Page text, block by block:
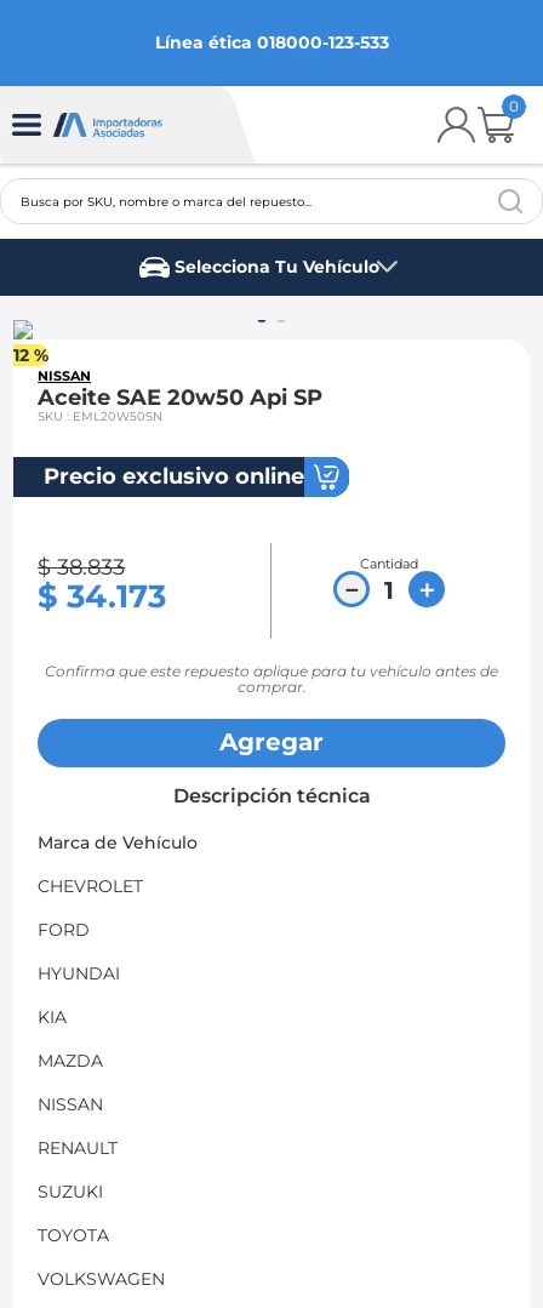
Línea ética 018000-123-533
0
Busca por SKU, nombre o marca del repuesto...
Selecciona Tu Vehículo
12 %
NISSAN
Aceite SAE 20w50 Api SP
SKU: EML20W50SN
Precio exclusivo online
$ 38.833
$ 34.173
Cantidad
＋
－
Confirma que este repuesto aplique para tu vehículo antes de
comprar.
Agregar
Descripción técnica
Marca de Vehículo
CHEVROLET
FORD
HYUNDAI
KIA
MAZDA
NISSAN
RENAULT
SUZUKI
TOYOTA
VOLKSWAGEN
2
3.
spark gt
ford fiesta
5.
optra
6.
mazda 3
chevrolet spark gt
. chevrolet sail